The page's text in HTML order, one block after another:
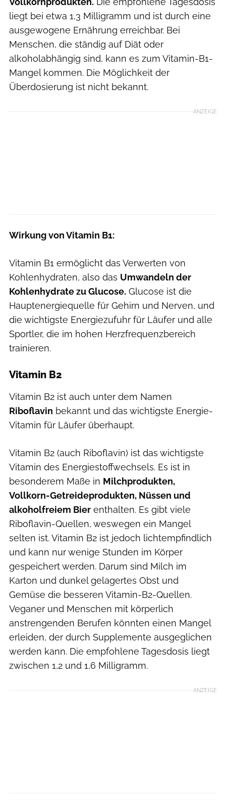
liegt bei etwa 1,3 Milligramm und ist durch eine
ausgewogene Ernährung erreichbar. Bei
Menschen, die ständig auf Diät oder
alkoholabhängig sind, kann es zum Vitamin-B1-
Mangel kommen. Die Möglichkeit der
Überdosierung ist nicht bekannt.
ANZEIGE
Wirkung von Vitamin B1:
Vitamin B1 ermöglicht das Verwerten von
Kohlenhydraten, also das Umwandeln der
Kohlenhydrate zu Glucose. Glucose ist die
Hauptenergiequelle für Gehirn und Nerven, und
die wichtigste Energiezufuhr für Läufer und alle
Sportler, die im hohen Herzfrequenzbereich
trainieren.
Vitamin B2
Vitamin B2 ist auch unter dem Namen
Riboflavin bekannt und das wichtigste Energie-
Vitamin für Läufer überhaupt.
Vitamin B2 (auch Riboflavin) ist das wichtigste
Vitamin des Energiestoffwechsels. Es ist in
besonderem Maße in Milchprodukten,
Vollkorn-Getreideprodukten, Nüssen und
alkoholfreiem Bier enthalten. Es gibt viele
Riboflavin-Quellen, weswegen ein Mangel
selten ist. Vitamin B2 ist jedoch lichtempfindlich
und kann nur wenige Stunden im Körper
gespeichert werden. Darum sind Milch im
Karton und dunkel gelagertes Obst und
Gemüse die besseren Vitamin-B2-Quellen.
Veganer und Menschen mit körperlich
anstrengenden Berufen könnten einen Mangel
erleiden, der durch Supplemente ausgeglichen
werden kann. Die empfohlene Tagesdosis liegt
zwischen 1,2 und 1,6 Milligramm.
ANZEIGE